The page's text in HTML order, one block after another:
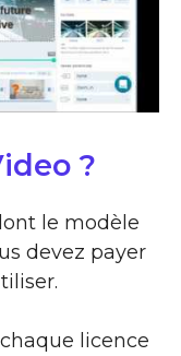
?
le modèle
devez payer
licence